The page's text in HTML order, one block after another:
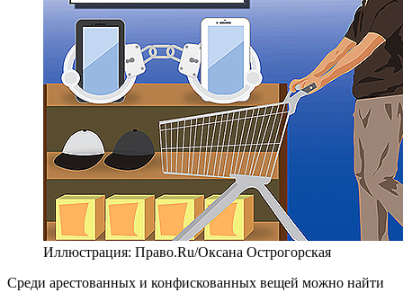
Иллюстрация: Право.Ru/Оксана Острогорская
Среди арестованных и конфискованных вещей можно найти